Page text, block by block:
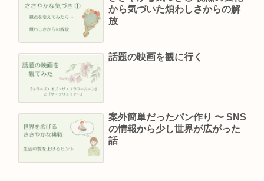
から気づいた煩わしさからの解
放
話題の映画を観に行く
案外簡単だったパン作り 〜 SNS
の情報から少し世界が広がった
話